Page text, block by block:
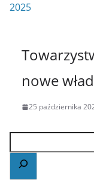
nowe
25 października